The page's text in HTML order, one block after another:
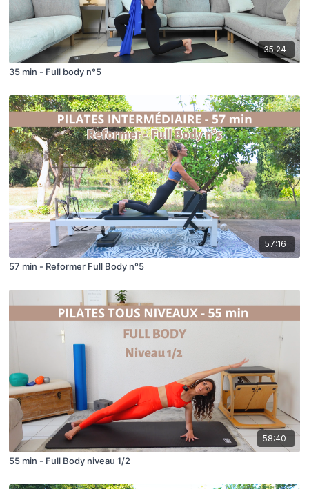
35:24
35 min - Full body n°5
57:16
57 min - Reformer Full Body n°5
58:40
55 min - Full Body niveau 1/2